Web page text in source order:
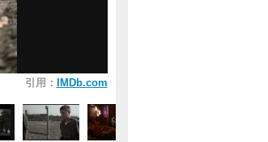
引用： IMDb.com